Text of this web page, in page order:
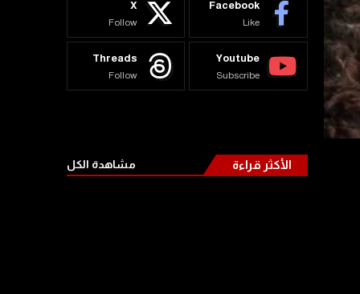
Facebook
Like
X
Follow
Youtube
Subscribe
Threads
Follow
الأكثر قراءة مشاهدة الكل